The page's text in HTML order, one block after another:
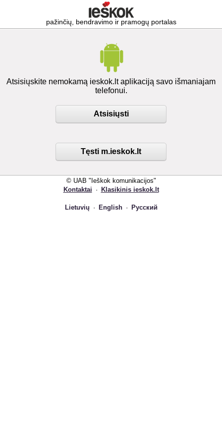
pažinčių, bendravimo ir pramogų portalas
Atsisiųskite nemokamą ieskok.lt aplikaciją savo išmaniajam
telefonui.
Atsisiųsti
Tęsti m.ieskok.lt
© UAB "Ieškok komunikacijos"
Kontaktai · Klasikinis ieskok.lt
Lietuvių · English · Русский